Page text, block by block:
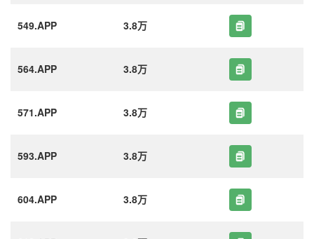
549.APP 3.8万
564.APP 3.8万
571.APP 3.8万
593.APP 3.8万
604.APP 3.8万